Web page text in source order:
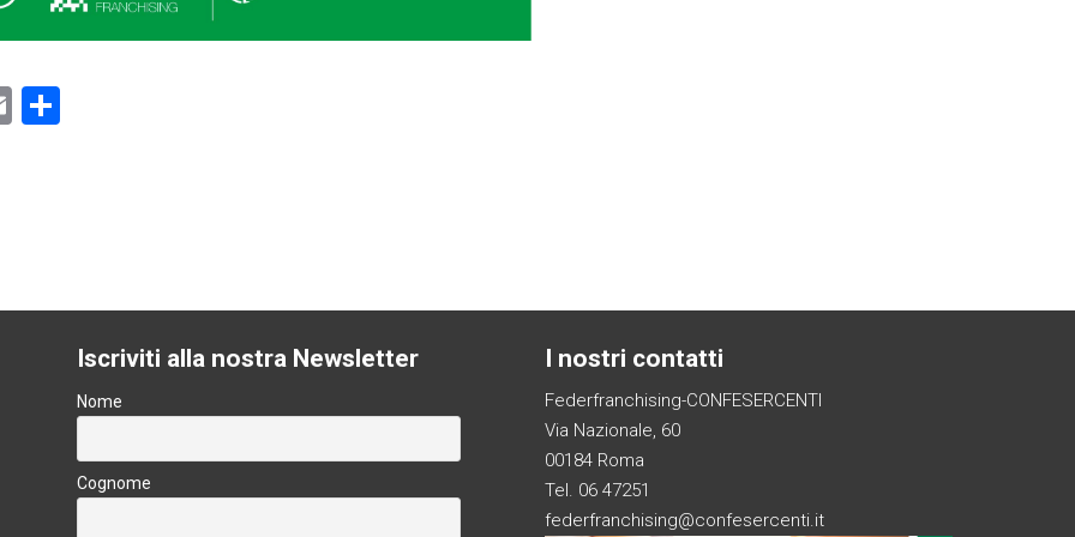
E
Iscriviti alla nostra Newsletter
Nome
Cognome
I nostri contatti
Federfranchising-CONFESERCENTI
Via Nazionale, 60
00184 Roma
Tel. 06 47251
federfranchising@confesercenti.it